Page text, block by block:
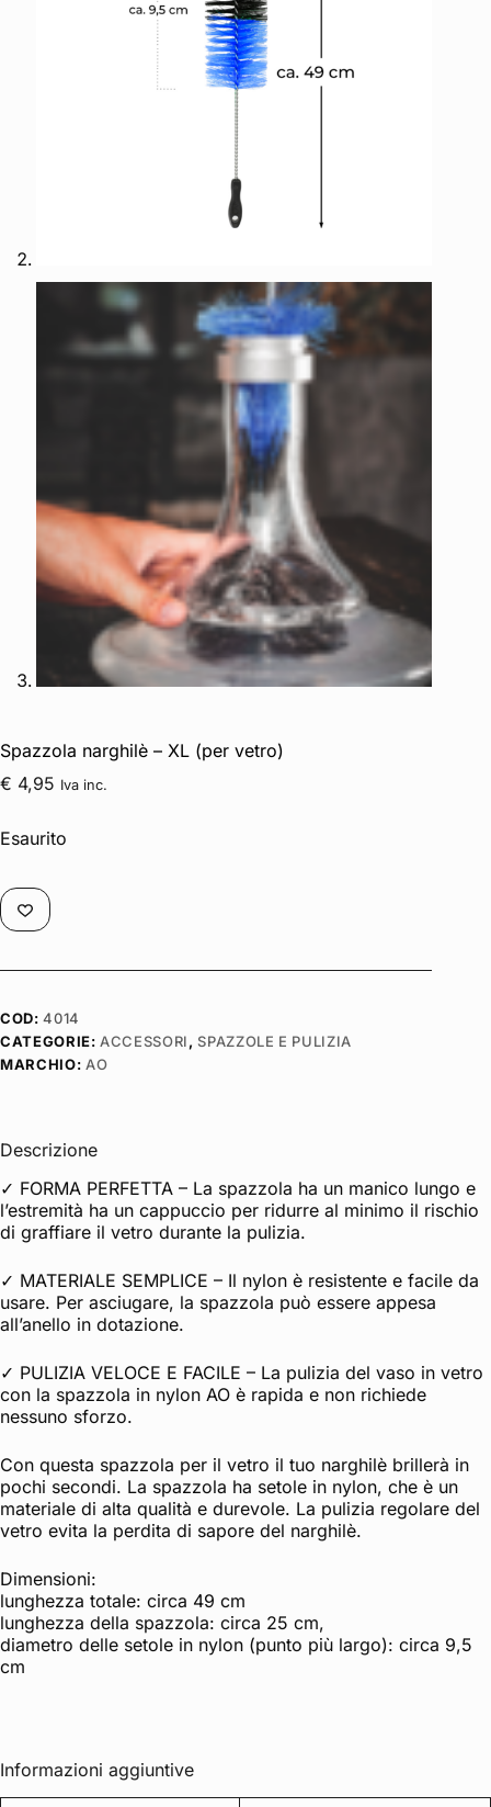
Spazzola narghilè – XL (per vetro)
€ 4,95 Iva inc.
Esaurito
COD:4014
CATEGORIE: ACCESSORI,SPAZZOLE E PULIZIA
MARCHIO: AO
Descrizione
✓ FORMA PERFETTA – La spazzola ha un manico lungo e
l’estremità ha un cappuccio per ridurre al minimo il rischio
di graffiare il vetro durante la pulizia.
✓ MATERIALE SEMPLICE – Il nylon è resistente e facile da
usare. Per asciugare, la spazzola può essere appesa
all’anello in dotazione.
✓ PULIZIA VELOCE E FACILE – La pulizia del vaso in vetro
con la spazzola in nylon AO è rapida e non richiede
nessuno sforzo.
Con questa spazzola per il vetro il tuo narghilè brillerà in
pochi secondi. La spazzola ha setole in nylon, che è un
materiale di alta qualità e durevole. La pulizia regolare del
vetro evita la perdita di sapore del narghilè.
Dimensioni:
lunghezza totale: circa 49 cm
lunghezza della spazzola: circa 25 cm,
diametro delle setole in nylon (punto più largo): circa 9,5
cm
Informazioni aggiuntive